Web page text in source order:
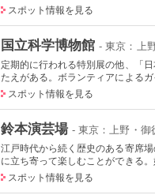
スポット情報を見る
国立科学博物館 - 東京：上
定期的に行われる特別展の他、「
たえがある。ボランティアによる
スポット情報を見る
鈴本演芸場 - 東京：上野・御
江戸時代から続く歴史のある寄席
に立ち寄って楽しむことができる
スポット情報を見る